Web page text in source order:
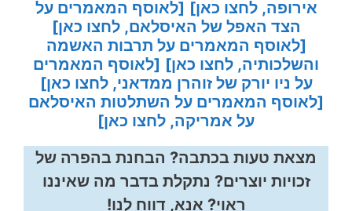
אירופה, לחצו כאן] [לאוסף המאמרים על
הצד האפל של האיסלאם, לחצו כאן]
[לאוסף המאמרים על תרבות האשמה
והשלכותיה, לחצו כאן] [לאוסף המאמרים
על ניו יורק של זוהרן ממדאני, לחצו כאן]
[לאוסף המאמרים על השתלטות האיסלאם
על אמריקה, לחצו כאן]
מצאת טעות בכתבה? הבחנת בהפרה של
זכויות יוצרים? נתקלת בדבר מה שאיננו
ראוי? אנא, דווח לנו!